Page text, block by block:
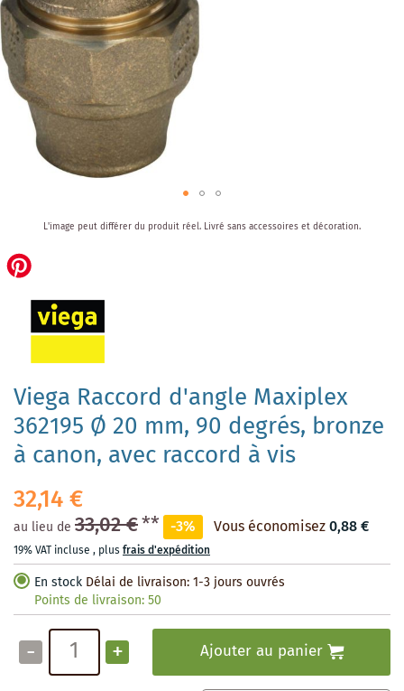
Viega Raccord d'angle Maxiplex
362195 Ø 20 mm, 90 degrés, bronze
à canon, avec raccord à vis
32,14 €
au lieu de 33,02 €** -3% Vous économisez0,88 €
19% VAT incluse , plusfrais d'expédition
En stock Délai de livraison: 1-3 jours ouvrés
Points de livraison:50
- + Ajouter au panier
the
beginning
images
gallery
L'image peut différer du produit réel. Livré sans accessoires et décoration.